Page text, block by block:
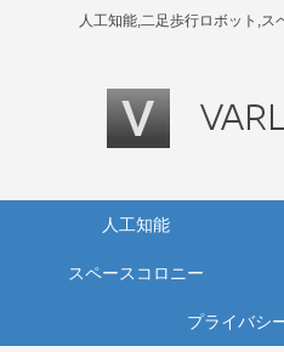
人工知能,二足歩行ロボット,ス
人工知能
スペースコロニー
プライバシ